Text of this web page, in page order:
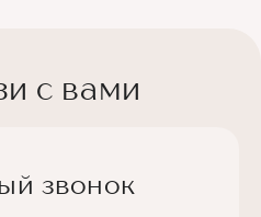
с вами
звонок